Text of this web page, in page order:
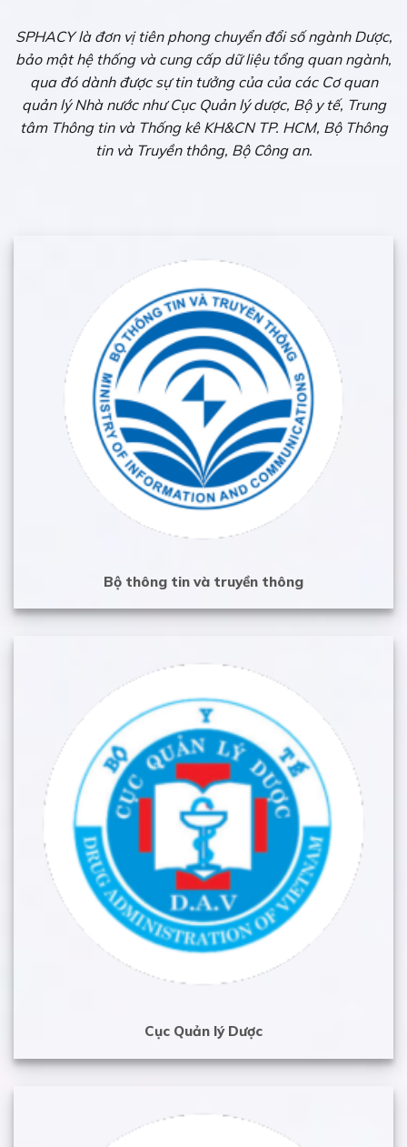
SPHACY là đơn vị tiên phong chuyển đổi số ngành Dược,
bảo mật hệ thống và cung cấp dữ liệu tổng quan ngành,
qua đó dành được sự tin tưởng của của các Cơ quan
quản lý Nhà nước như Cục Quản lý dược, Bộ y tế, Trung
tâm Thông tin và Thống kê KH&CN TP. HCM, Bộ Thông
tin và Truyền thông, Bộ Công an.
Bộ thông tin và truyền thông
Cục Quản lý Dược